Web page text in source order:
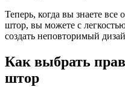
Теперь, когда вы знаете
штор, вы можете с
создать неповторимый
Как выбрать
штор